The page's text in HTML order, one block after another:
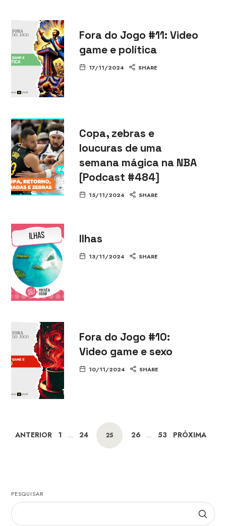
Fora do Jogo #11: Video
game e política
17/11/2024 SHARE
Copa, zebras e
loucuras de uma
semana mágica na NBA
[Podcast #484]
15/11/2024 SHARE
Ilhas
13/11/2024 SHARE
Fora do Jogo #10:
Video game e sexo
10/11/2024 SHARE
ANTERIOR 1 … 24 25 26 … 53 PRÓXIMA
PESQUISAR